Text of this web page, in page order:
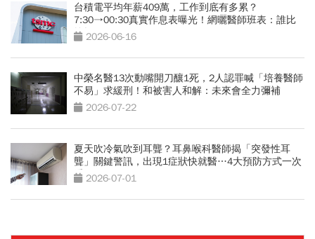
台積電平均年薪409萬，工作到底有多累？
7:30→00:30真實作息表曝光！網曬醫師班表：誰比
較操？
2026-06-16
中榮名醫13次動嘴開刀釀1死，2人認罪喊「培養醫師
不易」求緩刑！和被害人和解：未來會全力彌補
2026-07-22
夏天吹冷氣吹到耳聾？耳鼻喉科醫師揭「突發性耳
聾」關鍵警訊，出現1症狀快就醫…4大預防方式一次
看 2026-07-01